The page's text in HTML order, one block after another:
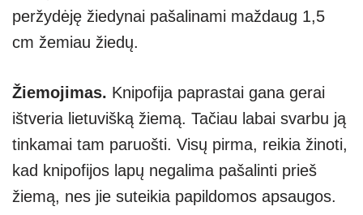
peržydėję žiedynai pašalinami maždaug 1,5
cm žemiau žiedų.
Žiemojimas. Knipofija paprastai gana gerai
ištveria lietuvišką žiemą. Tačiau labai svarbu ją
tinkamai tam paruošti. Visų pirma, reikia žinoti,
kad knipofijos lapų negalima pašalinti prieš
žiemą, nes jie suteikia papildomos apsaugos.